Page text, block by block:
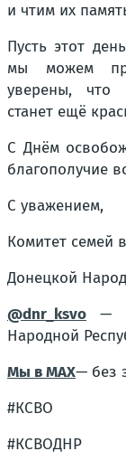
и чтим их
Пусть этот
мы можем
уверены, что
станет ещё
С Днём
благополучие
С уважением,
Комитет семей
Донецкой
@dnr_ksvo —
Народной
Мы в MAX— без
#КСВО
#КСВОДНР